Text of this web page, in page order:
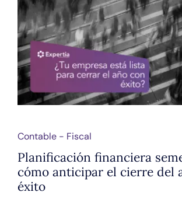
Contable - Fiscal
Planificación financiera
cómo anticipar el cierre del
éxito